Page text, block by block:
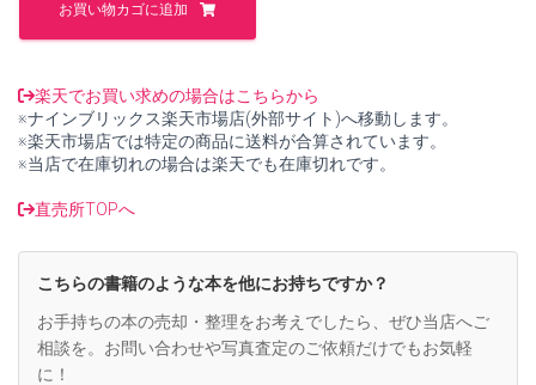
ラ
ン
ゴ
物
語
ア
の
GYP00032333(ア
お買い物カゴに追加
楽天でお買い求めの場合はこちらから
※ナインブリックス楽天市場店(外部サイト)へ移動します。
※楽天市場店では特定の商品に送料が合算されています。
※当店で在庫切れの場合は楽天でも在庫切れです。
直売所TOPへ
こちらの書籍のような本を他にお持ちですか？
お手持ちの本の売却・整理をお考えでしたら、ぜひ当店へご
相談を。お問い合わせや写真査定のご依頼だけでもお気軽
に！